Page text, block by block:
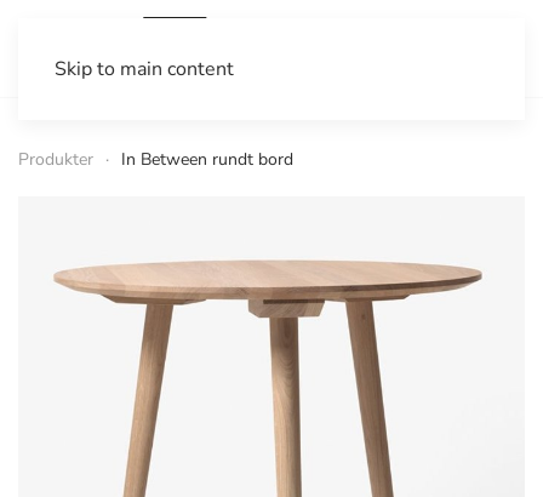
Skip to main content
Produkter In Between rundt bord